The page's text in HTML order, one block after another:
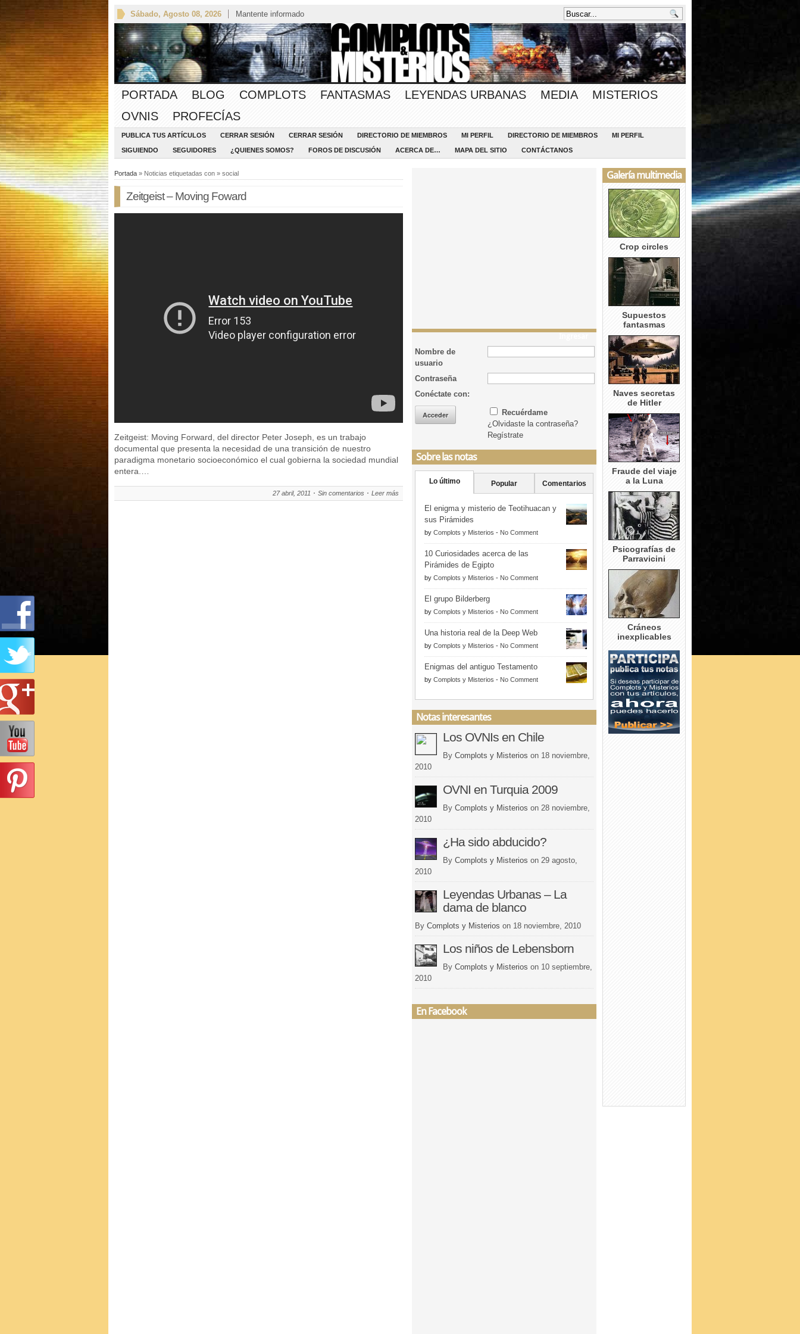
Sábado, Agosto 08, 2026 Mantente informado
PORTADA BLOG COMPLOTS FANTASMAS LEYENDAS URBANAS MEDIA
MISTERIOS
OVNIS
PROFECÍAS
PUBLICA TUS ARTÍCULOS CERRAR SESIÓN CERRAR SESIÓN DIRECTORIO DE MIEMBROS MI PERFIL DIRECTORIO DE MIEMBROS MI PERFIL
SIGUIENDO SEGUIDORES ¿QUIENES SOMOS? FOROS DE DISCUSIÓN ACERCA DE… MAPA DEL SITIO CONTÁCTANOS
Portada » Noticias etiquetadas con » social
Zeitgeist – Moving Foward
Zeitgeist: Moving Forward, del director Peter Joseph, es un trabajo
documental que presenta la necesidad de una transición de nuestro
paradigma monetario socioeconómico el cual gobierna la sociedad mundial
entera.…
27 abril, 2011 Sin comentarios Leer más
Nombre de
usuario
Contraseña
Conéctate con:
Recuérdame
¿Olvidaste la contraseña?
Regístrate
Sobre las notas
Lo último Popular Comentarios
El enigma y misterio de Teotihuacan y
sus Pirámides
by Complots y Misterios - No Comment
10 Curiosidades acerca de las
Pirámides de Egipto
by Complots y Misterios - No Comment
El grupo Bilderberg
by Complots y Misterios - No Comment
Una historia real de la Deep Web
by Complots y Misterios - No Comment
Enigmas del antiguo Testamento
by Complots y Misterios - No Comment
Notas interesantes
Los OVNIs en Chile
By Complots y Misterios on 18 noviembre,
2010
OVNI en Turquia 2009
By Complots y Misterios on 28 noviembre,
2010
¿Ha sido abducido?
By Complots y Misterios on 29 agosto,
2010
Leyendas Urbanas – La
dama de blanco
By Complots y Misterios on 18 noviembre, 2010
Los niños de Lebensborn
By Complots y Misterios on 10 septiembre,
2010
En Facebook
Galería multimedia
Crop circles
Supuestos
fantasmas
Naves secretas
de Hitler
Fraude del viaje
a la Luna
Psicografías de
Parravicini
Cráneos
inexplicables